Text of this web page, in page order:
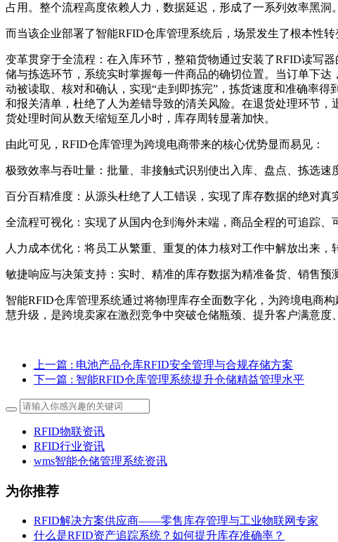
占用。整个流程高度依赖人力，数据延迟，形成了一系列效率黑洞。
而当该企业部署了智能RFID仓库管理系统后，场景发生了根本性
变革贯穿于全流程：在入库环节，整箱货物通过安装了RFID读写
储与拣选环节，系统实时掌握每一件商品的确切位置。当订单下
动被读取、核对和确认，实现“走到即拣完”，拣货速度和准确率
和报关清单，杜绝了人为差错导致的清关风险。在退货处理环节
货处理时间从数天缩短至几小时，库存周转显著加快。
由此可见，RFID仓库管理为跨境电商带来的核心优势显而易见：
极致效率与吞吐量：批量、非接触式识别使出入库、盘点、拣选
百分百精准度：从源头杜绝了人工错误，实现了库存数据的绝对
全流程可视化：实现了从国内仓到海外末端，商品全程的可追踪、
人力成本优化：将员工从繁重、重复的体力核对工作中解放出来
敏捷响应与决策支持：实时、精准的库存数据为精准备货、销售预
智能RFID仓库管理系统通过将物理库存全面数字化，为跨境电商
慧升级，是跨境卖家在激烈竞争中突破仓储瓶颈、提升客户满意
上一篇 : 电池产品仓库RFID安全管理与合规存储方案
下一篇 : 智能RFID仓库管理系统提升仓储精益管理水平
RFID物联资讯
RFID行业资讯
wms智能仓储管理系统资讯
为你推荐
RFID解决方案供应商——零售库存管理与工业物联网专家
什么是RFID资产追踪系统？如何提升库存准确率？